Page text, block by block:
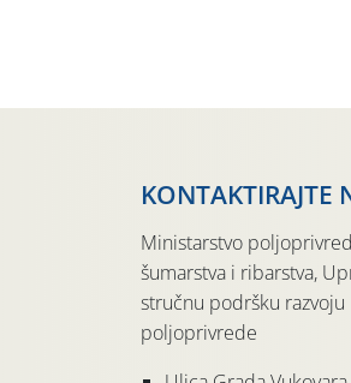
KONTAKTIRAJTE
Ministarstvo
šumarstva i ribarstva,
stručnu podršku razvoju
poljoprivrede